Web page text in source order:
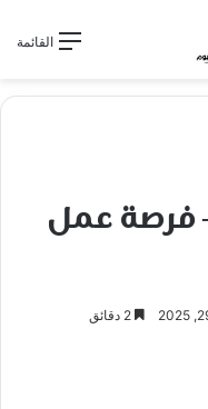
القائمة
فرصة عمل